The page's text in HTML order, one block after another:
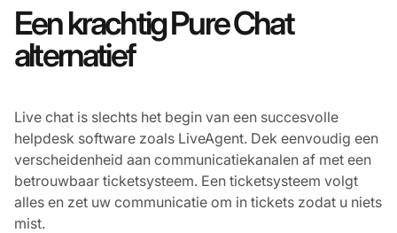
Een krachtig Pure Chat
alternatief
Live chat is slechts het begin van een succesvolle
helpdesk software zoals LiveAgent. Dek eenvoudig een
verscheidenheid aan communicatiekanalen af met een
betrouwbaar ticketsysteem. Een ticketsysteem volgt
alles en zet uw communicatie om in tickets zodat u niets
mist.